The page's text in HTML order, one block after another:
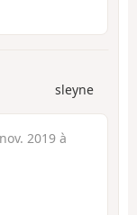
sleyne
2019 à